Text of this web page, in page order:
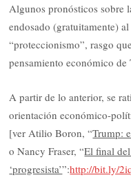
Algunos pronósticos sobre
endosado (gratuitamente)
“proteccionismo”, rasgo
pensamiento económico de
A partir de lo anterior, se
orientación económico-
[ver Atilio Boron, “Trump:
o Nancy Fraser, “El final
‘progresista’”:http://bit.ly/